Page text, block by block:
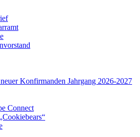
Konfirmanden Jahrgang 2026-2027
Connect